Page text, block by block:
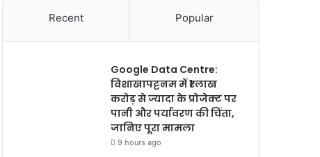
Recent Popular
Google Data Centre:
विशाखापट्टनम में ₹1 लाख
करोड़ से ज्यादा के प्रोजेक्ट पर
पानी और पर्यावरण की चिंता,
जानिए पूरा मामला
9 hours ago